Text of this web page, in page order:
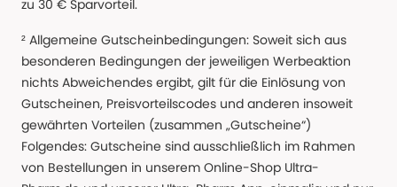
zu 30 € Sparvorteil.
² Allgemeine Gutscheinbedingungen: Soweit sich aus
besonderen Bedingungen der jeweiligen Werbeaktion
nichts Abweichendes ergibt, gilt für die Einlösung von
Gutscheinen, Preisvorteilscodes und anderen insoweit
gewährten Vorteilen (zusammen „Gutscheine“)
Folgendes: Gutscheine sind ausschließlich im Rahmen
von Bestellungen in unserem Online-Shop Ultra-